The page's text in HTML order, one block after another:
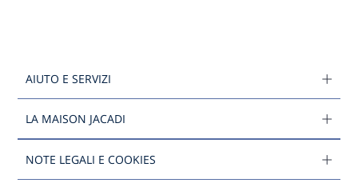
AIUTO E SERVIZI
LA MAISON JACADI
NOTE LEGALI E COOKIES